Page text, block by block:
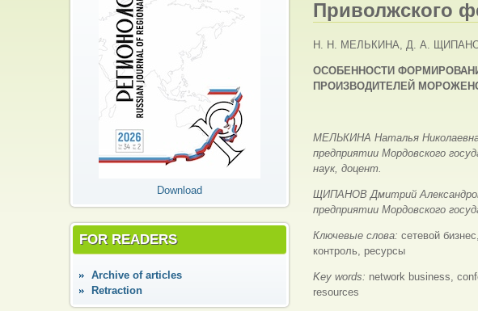
Download
FOR READERS
Аrchive of articles
Retraction
Приволжского
Н. Н. МЕЛЬКИНА, Д. А.
ОСОБЕННОСТИ
ПРОИЗВОДИТЕЛЕЙ
МЕЛЬКИНА Наталья
предприятии Мордовского
наук, доцент.
ЩИПАНОВ Дмитрий
предприятии Мордовского
Ключевые слова: сетевой
контроль, ресурсы
Key words: network business,
resources